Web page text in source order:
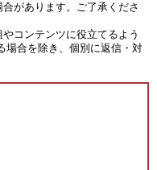
があります。ご了承くださ
コンテンツに役立てるよう
場合を除き、個別に返信・対